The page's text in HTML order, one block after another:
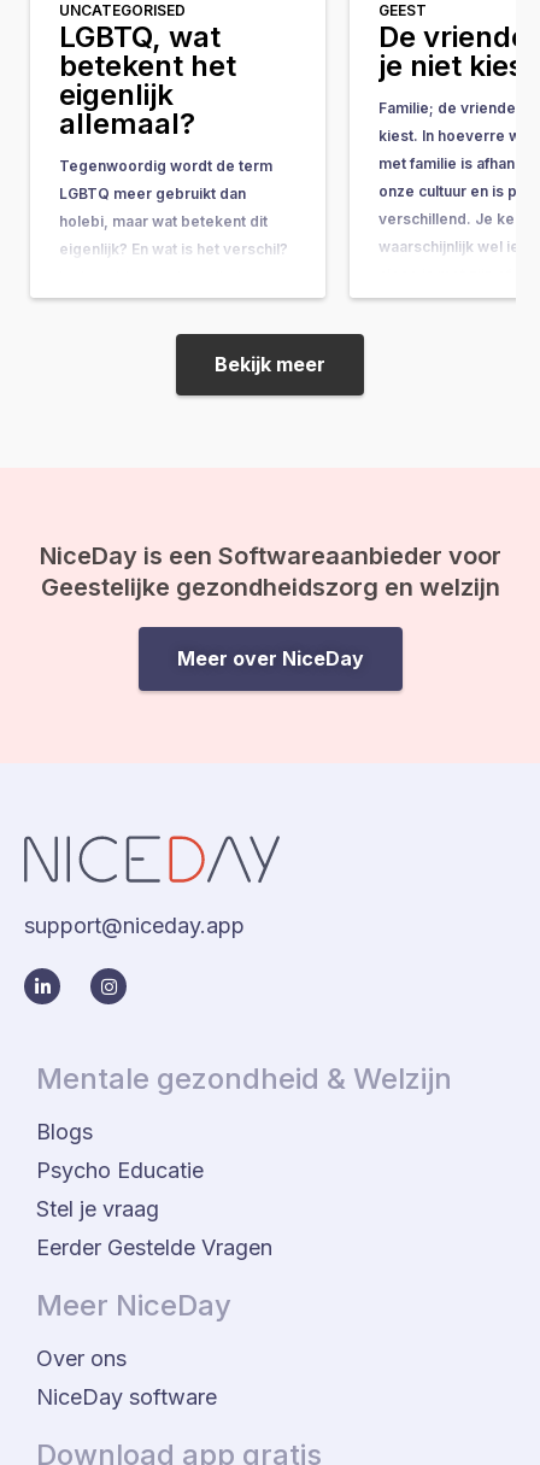
UNCATEGORISED
LGBTQ, wat
betekent het
eigenlijk
allemaal?
Tegenwoordig wordt de term
LGBTQ meer gebruikt dan
holebi, maar wat betekent dit
eigenlijk? En wat is het verschil?
duidelijkheid over te scheppen.
Holebi De term holebi is de
meest bekende term en staat
voor Homo, Lesbienne,
GEEST
De
je niet kiest
Familie; de vrienden
kiest. In hoeverre we
met familie is
onze cultuur en is per
verschillend. Je kent
waarschijnlijk wel
en hen wekelijks ziet.
Bekijk meer
NiceDay is een Softwareaanbieder voor
Geestelijke gezondheidszorg en welzijn
Meer over NiceDay
support@niceday.app
Mentale gezondheid & Welzijn
Blogs
Psycho Educatie
Stel je vraag
Eerder Gestelde Vragen
Meer NiceDay
Over ons
NiceDay software
Download app gratis